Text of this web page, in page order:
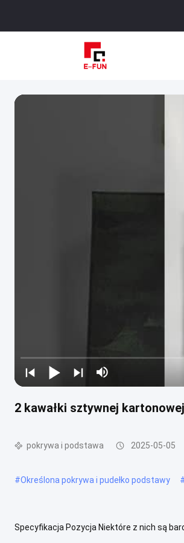
2 kawałki sztywnej
pokrywa i podstawa 2025-05-05
#Określona pokrywa i pudełko podstawy
Specyfikacja Pozycja Niektóre z nich są